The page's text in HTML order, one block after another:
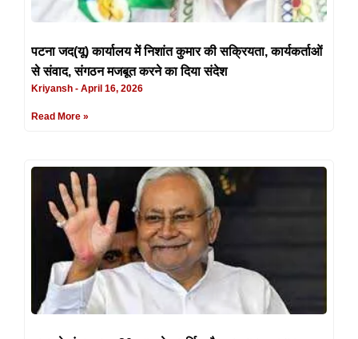
पटना जद(यू) कार्यालय में निशांत कुमार की सक्रियता, कार्यकर्ताओं
से संवाद, संगठन मजबूत करने का दिया संदेश
Kriyansh April 16, 2026
Read More »